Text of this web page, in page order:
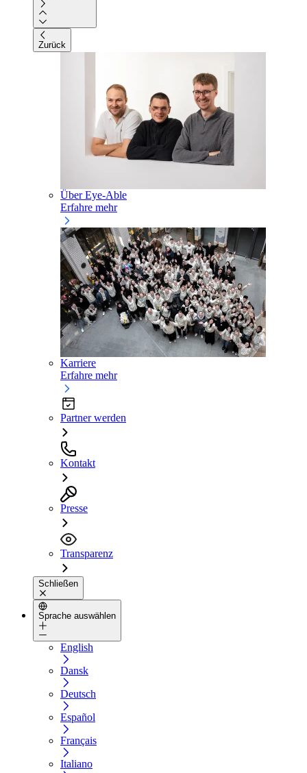
Zurück
Über Eye-Able
Erfahre mehr
Karriere
Erfahre mehr
Partner werden
Kontakt
Presse
Transparenz
Schließen
Sprache auswählen
English
Dansk
Deutsch
Español
Français
Italiano